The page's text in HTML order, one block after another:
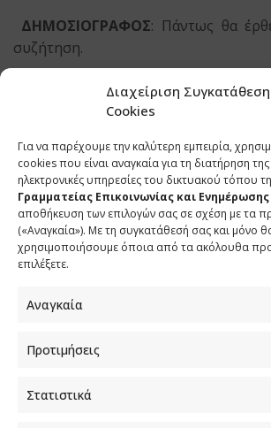
Διαχείριση
Cookies
Για να παρέχουμε την καλύτερη εμπειρία,
cookies που είναι αναγκαία για τη διατήρηση
ηλεκτρονικές υπηρεσίες του δικτυακού τόπου
Γραμματείας Επικοινωνίας και Ενημέρωσης
αποθήκευση των επιλογών σας σε σχέση με τα
(«Αναγκαία»). Με τη συγκατάθεσή σας και μόνο
χρησιμοποιήσουμε όποια από τα ακόλουθα
επιλέξετε.
Αναγκαία
Προτιμήσεις
Στατιστικά
ΔΗΜΟΣΙΟΓΡΑΦΟΣ: Πάντως θα
συζήτηση.
Π. ΜΑΡΙΝΑΚΗΣ:
Βεβαίως. Θα
διαδικασίες που προβλέπετε και σε
ΔΗΜΟΣΙΟΓΡΑΦΟΣ:Σήμερα
αρκετές φορές για το θέμα των 11
που έθεσαν ερωτήματα στον
Να ρωτήσω, καταρχάς, αν
καταγράφεται κάποια δυσαρέσκεια
κόμματος και επειδή έχετε
θα ήθελα να σας ρωτήσω αν
μεταξύ Υπουργικού
Κοινοβουλευτικής Ομάδας.
Π. ΜΑΡΙΝΑΚΗΣ:
Μου δόθηκε η